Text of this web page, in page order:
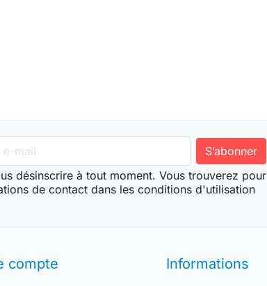
désinscrire à tout moment. Vous trouverez pour
de contact dans les conditions d'utilisation
compte Informations